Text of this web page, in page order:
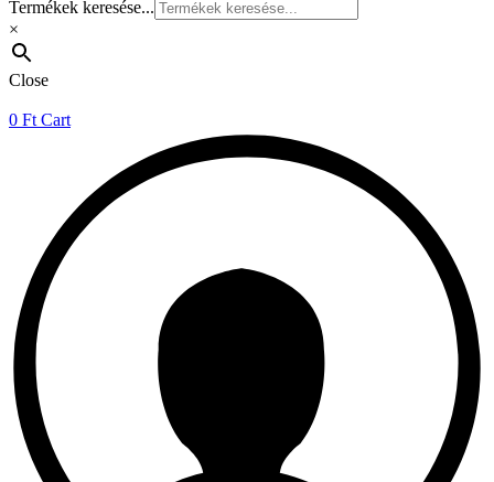
Termékek keresése...
×
Close
0 Ft Cart